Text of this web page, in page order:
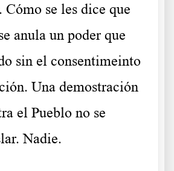
se les dice que
anula un poder que
sin el consentimeinto
Una demostración
el Pueblo no se
Nadie.